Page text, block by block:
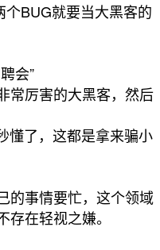
BUG就要当大黑客的
会”
常厉害的大黑客，然后
懂了，这都是拿来骗小
的事情要忙，这个领域
在轻视之嫌。